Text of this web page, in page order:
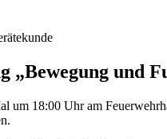
„Bewegung und
um 18:00 Uhr am